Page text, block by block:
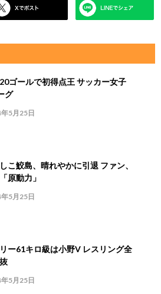
ゴールで初得点王 サッカー女子
グ
5月25日
こ鮫島、晴れやかに引退 ファン、
原動力」
5月25日
ー61キロ級は小野V レスリング全
5月25日